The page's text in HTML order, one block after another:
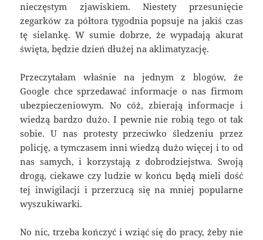
nieczęstym zjawiskiem. Niestety przesunięcie
zegarków za półtora tygodnia popsuje na jakiś czas
tę sielankę. W sumie dobrze, że wypadają akurat
święta, będzie dzień dłużej na aklimatyzację.
Przeczytałam właśnie na jednym z blogów, że
Google chce sprzedawać informacje o nas firmom
ubezpieczeniowym. No cóż, zbierają informacje i
wiedzą bardzo dużo. I pewnie nie robią tego ot tak
sobie. U nas protesty przeciwko śledzeniu przez
policję, a tymczasem inni wiedzą dużo więcej i to od
nas samych, i korzystają z dobrodziejstwa. Swoją
drogą, ciekawe czy ludzie w końcu będą mieli dość
tej inwigilacji i przerzucą się na mniej popularne
wyszukiwarki.
No nic, trzeba kończyć i wziąć się do pracy, żeby nie